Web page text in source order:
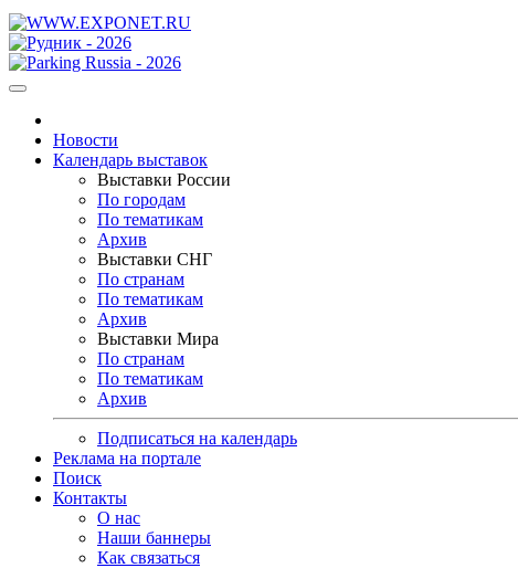
Новости
Календарь выставок
Выставки России
По городам
По тематикам
Архив
Выставки СНГ
По странам
По тематикам
Архив
Выставки Мира
По странам
По тематикам
Архив
Подписаться на календарь
Реклама на портале
Поиск
Контакты
О нас
Наши баннеры
Как связаться